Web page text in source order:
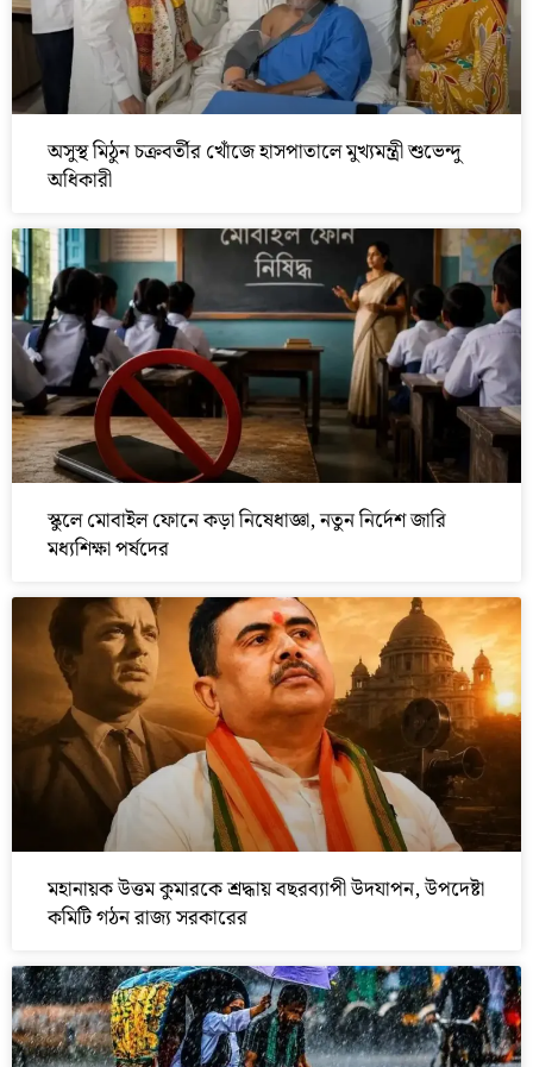
অসুস্থ মিঠুন চক্রবর্তীর খোঁজে হাসপাতালে মুখ্যমন্ত্রী শুভেন্দু
অধিকারী
স্কুলে মোবাইল ফোনে কড়া নিষেধাজ্ঞা, নতুন নির্দেশ জারি
মধ্যশিক্ষা পর্ষদের
মহানায়ক উত্তম কুমারকে শ্রদ্ধায় বছরব্যাপী উদযাপন, উপদেষ্টা
কমিটি গঠন রাজ্য সরকারের